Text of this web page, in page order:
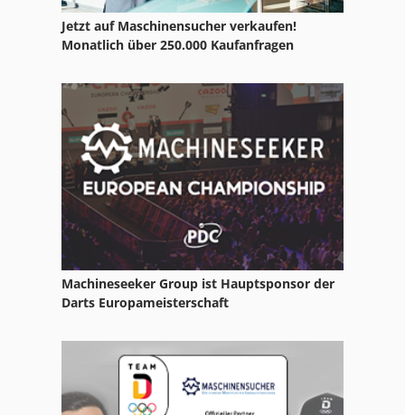
Pumpe
Sprinklerpumpe M Elektromotor 90 Kw
Söndgerath Pumpe
Tauchpumpe Awk 15 Kw 50 L S
Jetzt auf Maschinensucher verkaufen!
Monatlich über 250.000 Kaufanfragen
Machineseeker Group ist Hauptsponsor der
Darts Europameisterschaft